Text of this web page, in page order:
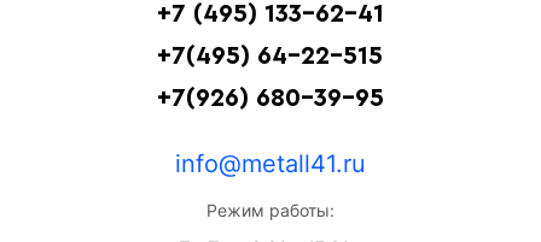
+7 (495) 133-62-41
+7(495) 64-22-515
+7(926) 680-39-95
info@metall41.ru
Режим работы: